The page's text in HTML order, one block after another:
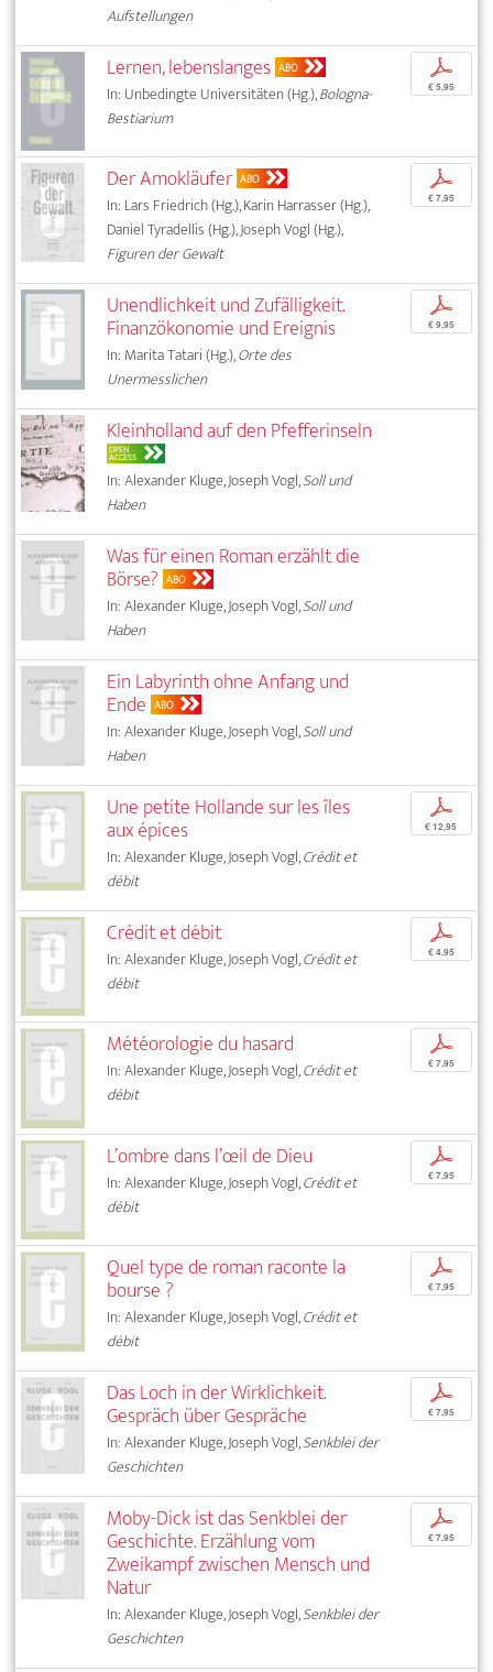
Aufstellungen
Lernen, lebenslanges ABO
In: Unbedingte Universitäten (Hg.),Bologna-
Bestiarium
p
€ 5,95
Der Amokläufer ABO
In: Lars Friedrich (Hg.), Karin Harrasser (Hg.),
Daniel Tyradellis (Hg.), Joseph Vogl (Hg.),
Figuren der Gewalt
p
€ 7,95
Unendlichkeit und Zufälligkeit.
Finanzökonomie und Ereignis
In: Marita Tatari (Hg.),Orte des
Unermesslichen
p
€ 9,95
Kleinholland auf den Pfefferinseln
OPEN
ACCESS
In: Alexander Kluge, Joseph Vogl,Soll und
Haben
Was für einen Roman erzählt die
Börse? ABO
In: Alexander Kluge, Joseph Vogl,Soll und
Haben
Ein Labyrinth ohne Anfang und
Ende ABO
In: Alexander Kluge, Joseph Vogl,Soll und
Haben
Une petite Hollande sur les îles
aux épices
In: Alexander Kluge, Joseph Vogl,Crédit et
débit
p
€ 12,95
Crédit et débit
In: Alexander Kluge, Joseph Vogl,Crédit et
débit
p
€ 4,95
Météorologie du hasard
In: Alexander Kluge, Joseph Vogl,Crédit et
débit
p
€ 7,95
L’ombre dans l’œil de Dieu
In: Alexander Kluge, Joseph Vogl,Crédit et
débit
p
€ 7,95
Quel type de roman raconte la
bourse ?
In: Alexander Kluge, Joseph Vogl,Crédit et
débit
p
€ 7,95
Das Loch in der Wirklichkeit.
Gespräch über Gespräche
In: Alexander Kluge, Joseph Vogl,Senkblei der
Geschichten
p
€ 7,95
Moby-Dick ist das Senkblei der
Geschichte. Erzählung vom
Zweikampf zwischen Mensch und
Natur
In: Alexander Kluge, Joseph Vogl,Senkblei der
Geschichten
p
€ 7,95